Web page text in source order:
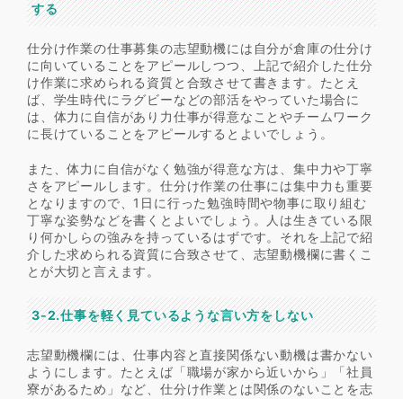
する
仕分け作業の仕事募集の志望動機には自分が倉庫の仕分け
に向いていることをアピールしつつ、上記で紹介した仕分
け作業に求められる資質と合致させて書きます。たとえ
ば、学生時代にラグビーなどの部活をやっていた場合に
は、体力に自信があり力仕事が得意なことやチームワーク
に長けていることをアピールするとよいでしょう。
また、体力に自信がなく勉強が得意な方は、集中力や丁寧
さをアピールします。仕分け作業の仕事には集中力も重要
となりますので、1日に行った勉強時間や物事に取り組む
丁寧な姿勢などを書くとよいでしょう。人は生きている限
り何かしらの強みを持っているはずです。それを上記で紹
介した求められる資質に合致させて、志望動機欄に書くこ
とが大切と言えます。
3-2.仕事を軽く見ているような言い方をしない
志望動機欄には、仕事内容と直接関係ない動機は書かない
ようにします。たとえば「職場が家から近いから」「社員
寮があるため」など、仕分け作業とは関係のないことを志